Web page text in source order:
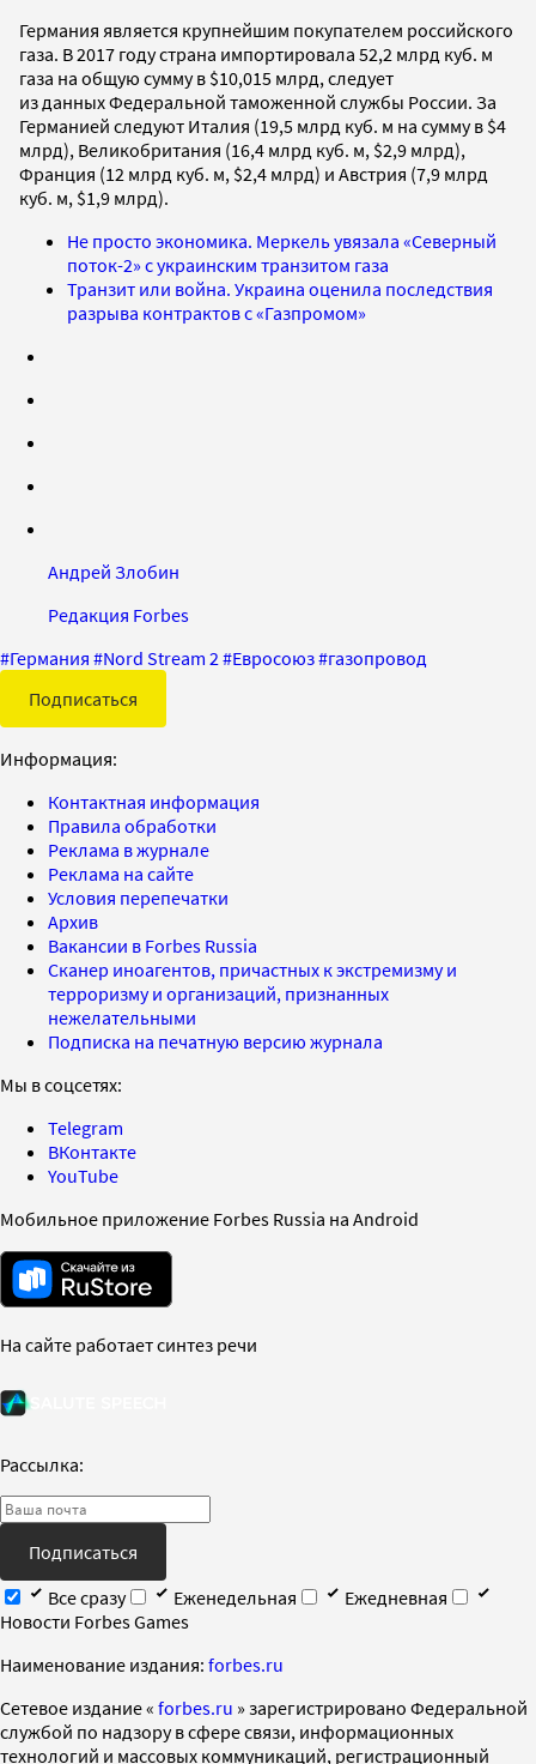
Германия является крупнейшим покупателем российского
газа. В 2017 году страна импортировала 52,2 млрд куб. м
газа на общую сумму в $10,015 млрд, следует
из данных Федеральной таможенной службы России. За
Германией следуют Италия (19,5 млрд куб. м на сумму в $4
млрд), Великобритания (16,4 млрд куб. м, $2,9 млрд),
Франция (12 млрд куб. м, $2,4 млрд) и Австрия (7,9 млрд
куб. м, $1,9 млрд).
Не просто экономика. Меркель увязала «Северный
поток-2» с украинским транзитом газа
Транзит или война. Украина оценила последствия
разрыва контрактов с «Газпромом»
Андрей Злобин
Редакция Forbes
#Германия #Nord Stream 2 #Евросоюз#газопровод
Подписаться
Информация:
Контактная информация
Правила обработки
Реклама в журнале
Реклама на сайте
Условия перепечатки
Архив
Вакансии в Forbes Russia
Сканер иноагентов, причастных к экстремизму и
терроризму и организаций, признанных
нежелательными
Подписка на печатную версию журнала
Мы в соцсетях:
Telegram
ВКонтакте
YouTube
Мобильное приложение Forbes Russia на Android
На сайте работает синтез речи
Рассылка:
Подписаться
Все сразу
Еженедельная
Ежедневная
Новости Forbes Games
Наименование издания: forbes.ru
Cетевое издание « forbes.ru » зарегистрировано Федеральной
службой по надзору в сфере связи, информационных
технологий и массовых коммуникаций, регистрационный